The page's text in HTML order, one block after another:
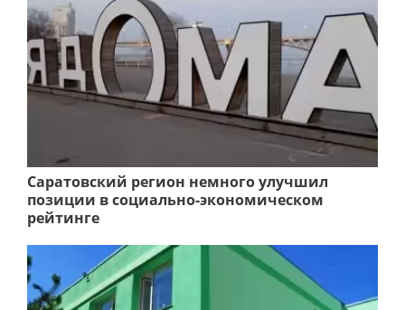
Саратовский регион немного улучшил
позиции в социально-экономическом
рейтинге